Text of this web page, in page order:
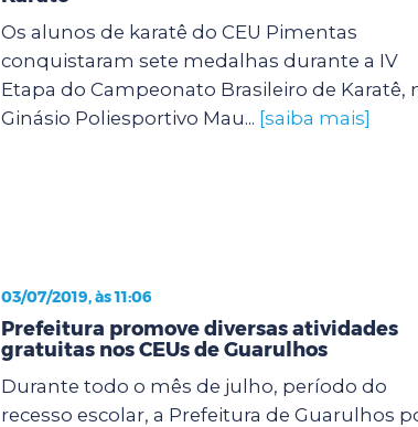
Os alunos de karatê do CEU Pimentas
conquistaram sete medalhas durante a IV
Etapa do Campeonato Brasileiro de Karatê,
Ginásio Poliesportivo Mau... [saiba mais]
03/07/2019, às 11:06
Prefeitura promove diversas atividades
gratuitas nos CEUs de Guarulhos
Durante todo o mês de julho, período do
recesso escolar, a Prefeitura de Guarulhos